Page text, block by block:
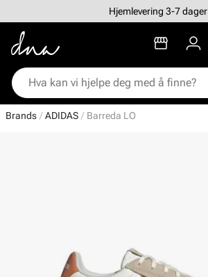
Hjemlevering 3-7 dager
Brands ADIDAS Barreda LO